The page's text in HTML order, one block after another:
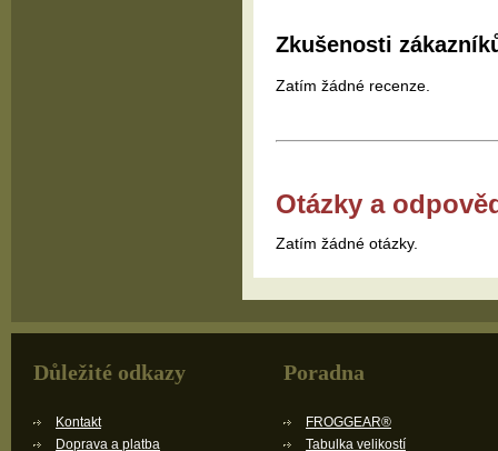
Zkušenosti
Zatím žádné recenze.
Otázky a
Zatím žádné otázky.
Důležité odkazy
Kontakt
Doprava a platba
Poradna
FROGGEAR®
Tabulka velikostí